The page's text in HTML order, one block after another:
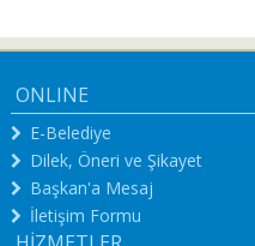
ONLINE
E-Belediye
Dilek, Öneri ve Şikayet
Başkan'a Mesaj
İletişim Formu